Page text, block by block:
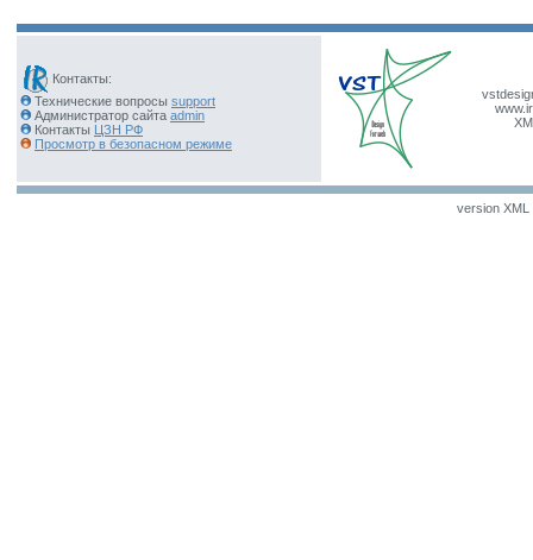
Контакты:
Технические вопросы support
Администратор сайта admin
Контакты ЦЗН РФ
Просмотр в безопасном режиме
version